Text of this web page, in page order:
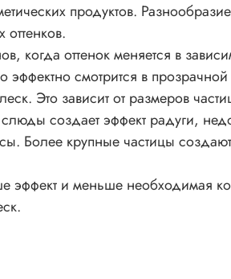
продуктов. Разнообразие
оттенок меняется в
смотрится в прозрачной
Это зависит от размеров
создает эффект радуги,
Более крупные частицы
эффект и меньше необходимая